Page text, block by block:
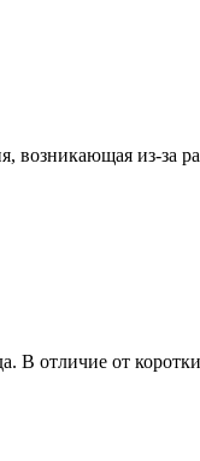
возникающая из-за
В отличие от